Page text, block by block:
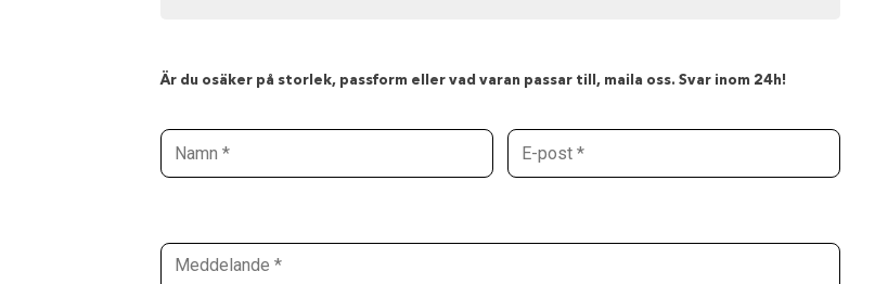
Är du osäker på storlek, passform eller vad varan passar till, maila oss. Svar inom 24h!